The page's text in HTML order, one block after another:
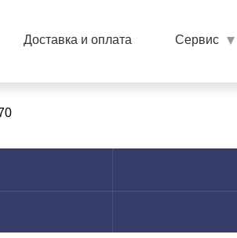
Доставка и оплата Сервис